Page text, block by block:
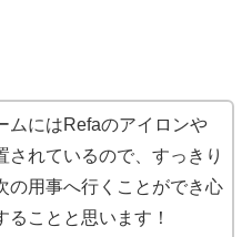
ムにはRefaのアイロンや
されているので、すっきり
の用事へ行くことができ心
ることと思います！